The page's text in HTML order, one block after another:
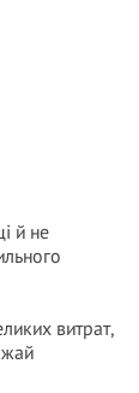
й не
витрат,